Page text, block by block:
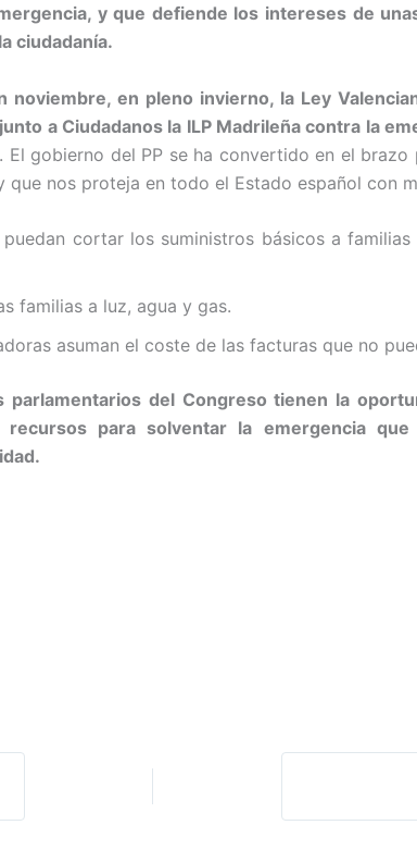
y que defiende los intereses de
ciudadanía.
en pleno invierno, la Ley
a Ciudadanos la ILP Madrileña contra la
gobierno del PP se ha convertido en el
nos proteja en todo el Estado español con
cortar los suministros básicos a
familias a luz, agua y gas.
asuman el coste de las facturas que no
del Congreso tienen la
para solventar la emergencia